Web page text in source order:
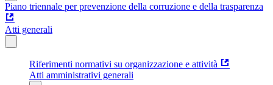
Piano triennale per prevenzione della corruzione e della trasparenza
Atti generali
Riferimenti normativi su organizzazione e attività
Atti amministrativi generali